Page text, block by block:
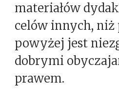
materiałów
celów innych, niż
powyżej jest
dobrymi
prawem.